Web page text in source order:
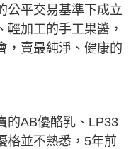
公平交易基準下成立
輕加工的手工果醬，
，賣最純淨、健康的
的AB優酪乳、LP33
格並不熟悉，5年前